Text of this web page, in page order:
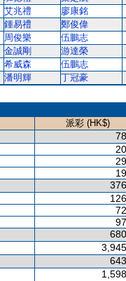
艾兆禮 廖康銘
鍾易禮 鄭俊偉
周俊樂 伍鵬志
金誠剛 游達榮
希威森 伍鵬志
潘明輝
丁冠豪
派彩 (HK$)